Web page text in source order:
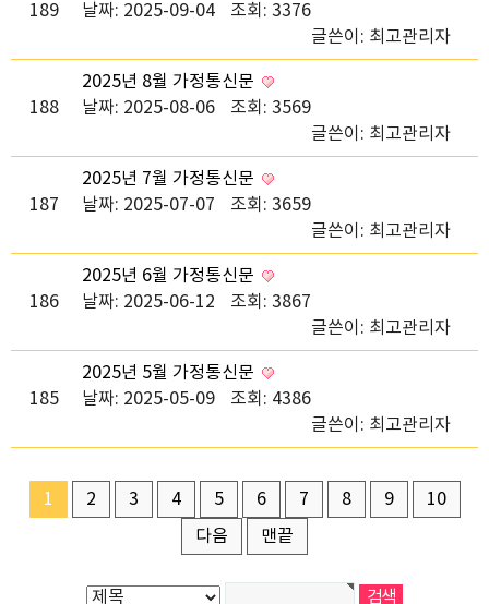
189
날짜: 2025-09-04
조회: 3376
글쓴이: 최고관리자
188
2025년 8월 가정통신문
날짜: 2025-08-06
조회: 3569
글쓴이: 최고관리자
187
2025년 7월 가정통신문
날짜: 2025-07-07
조회: 3659
글쓴이: 최고관리자
186
2025년 6월 가정통신문
날짜: 2025-06-12
조회: 3867
글쓴이: 최고관리자
185
2025년 5월 가정통신문
날짜: 2025-05-09
조회: 4386
글쓴이: 최고관리자
1 2 3 4 5 6 7 8 9
10
다음
맨끝